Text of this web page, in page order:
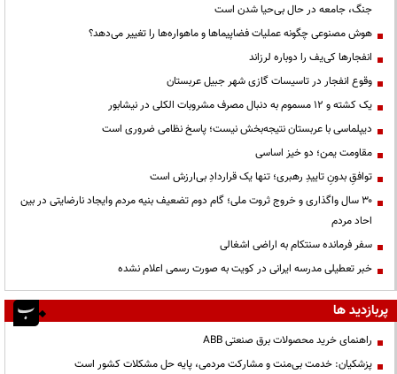
جنگ، جامعه در حال بی‌حیا شدن است
هوش مصنوعی چگونه عملیات فضاپیماها و ماهواره‌ها را تغییر می‌دهد؟
انفجارها کی‌یف را دوباره لرزاند
وقوع انفجار در تاسیسات گازی شهر جبیل عربستان
یک کشته و ۱۲ مسموم به دنبال مصرف مشروبات الکلی در نیشابور
دیپلماسی با عربستان نتیجه‌بخش نیست؛ پاسخ نظامی ضروری است
مقاومت یمن؛ دو خیز اساسی
توافقِ بدونِ تاییدِ رهبری؛ تنها یک قراردادِ بی‌ارزش است
۳۰ سال واگذاری و خروج ثروت ملی؛ گام دوم تضعیف بنیه مردم وایجاد نارضایتی در بین
احاد مردم
سفر فرمانده سنتکام به اراضی اشغالی
خبر تعطیلی مدرسه ایرانی در کویت به صورت رسمی اعلام نشده
پربازدید ها
راهنمای خرید محصولات برق صنعتی ABB
پزشکیان: خدمت بی‌منت و مشارکت مردمی، پایه حل مشکلات کشور است